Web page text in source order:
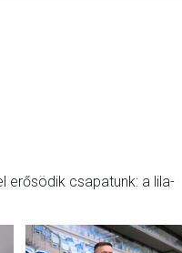
erősödik csapatunk: a lila-